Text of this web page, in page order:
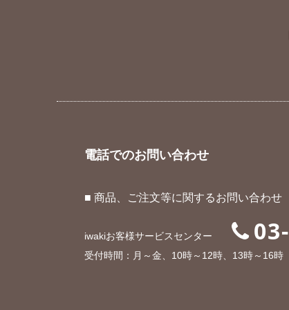
電話でのお問い合わせ
■ 商品、ご注文等に関するお問い合わせ
iwakiお客様サービスセンター
受付時間：月～金、10時～12時、13時～16